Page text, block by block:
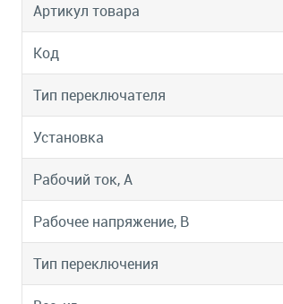
Артикул товара
Код
Тип переключателя
Установка
Рабочий ток, А
Рабочее напряжение, В
Тип переключения